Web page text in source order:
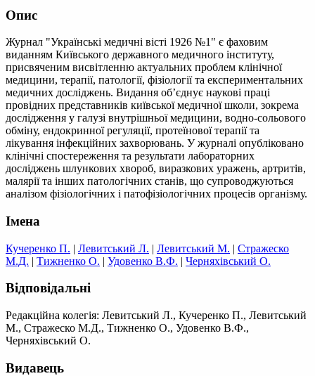
Опис
Журнал "Українські медичні вісті 1926 №1" є фаховим
виданням Київського державного медичного інституту,
присвяченим висвітленню актуальних проблем клінічної
медицини, терапії, патології, фізіології та експериментальних
медичних досліджень. Видання об’єднує наукові праці
провідних представників київської медичної школи, зокрема
дослідження у галузі внутрішньої медицини, водно-сольового
обміну, ендокринної регуляції, протеїнової терапії та
лікування інфекційних захворювань. У журналі опубліковано
клінічні спостереження та результати лабораторних
досліджень шлункових хвороб, виразкових уражень, артритів,
малярії та інших патологічних станів, що супроводжуються
аналізом фізіологічних і патофізіологічних процесів організму.
Імена
Кучеренко П. | Левитський Л. | Левитський М. | Стражеско
М.Д. | Тижненко О. | Удовенко В.Ф. | Черняхівський О.
Відповідальні
Редакційна колегія: Левитський Л., Кучеренко П., Левитський
М., Стражеско М.Д., Тижненко О., Удовенко В.Ф.,
Черняхівський О.
Видавець